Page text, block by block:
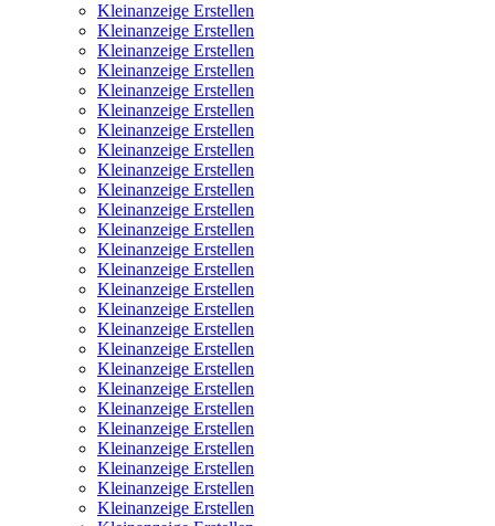
Kleinanzeige Erstellen
Kleinanzeige Erstellen
Kleinanzeige Erstellen
Kleinanzeige Erstellen
Kleinanzeige Erstellen
Kleinanzeige Erstellen
Kleinanzeige Erstellen
Kleinanzeige Erstellen
Kleinanzeige Erstellen
Kleinanzeige Erstellen
Kleinanzeige Erstellen
Kleinanzeige Erstellen
Kleinanzeige Erstellen
Kleinanzeige Erstellen
Kleinanzeige Erstellen
Kleinanzeige Erstellen
Kleinanzeige Erstellen
Kleinanzeige Erstellen
Kleinanzeige Erstellen
Kleinanzeige Erstellen
Kleinanzeige Erstellen
Kleinanzeige Erstellen
Kleinanzeige Erstellen
Kleinanzeige Erstellen
Kleinanzeige Erstellen
Kleinanzeige Erstellen